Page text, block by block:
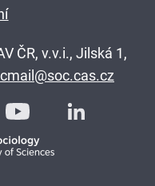
ČR, v.v.i., Jilská 1,